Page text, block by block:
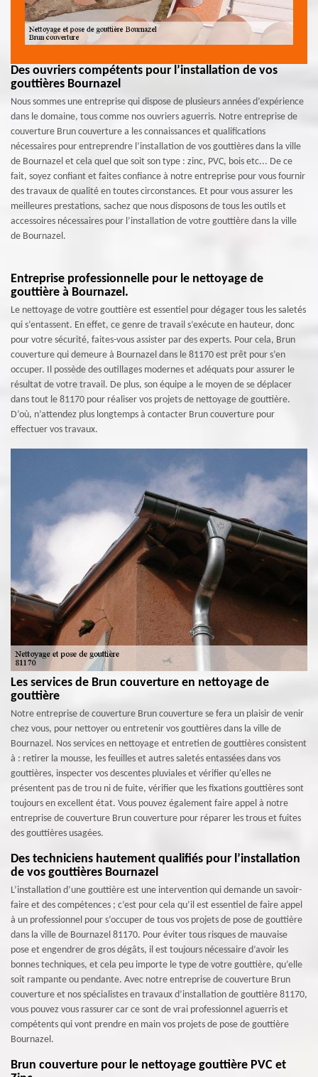
Des ouvriers compétents pour l’installation de vos
gouttières Bournazel
Nous sommes une entreprise qui dispose de plusieurs années d’expérience
dans le domaine, tous comme nos ouvriers aguerris. Notre entreprise de
couverture Brun couverture a les connaissances et qualifications
nécessaires pour entreprendre l’installation de vos gouttières dans la ville
de Bournazel et cela quel que soit son type : zinc, PVC, bois etc... De ce
fait, soyez confiant et faites confiance à notre entreprise pour vous fournir
des travaux de qualité en toutes circonstances. Et pour vous assurer les
meilleures prestations, sachez que nous disposons de tous les outils et
accessoires nécessaires pour l’installation de votre gouttière dans la ville
de Bournazel.
Entreprise professionnelle pour le nettoyage de
gouttière à Bournazel.
Le nettoyage de votre gouttière est essentiel pour dégager tous les saletés
qui s’entassent. En effet, ce genre de travail s’exécute en hauteur, donc
pour votre sécurité, faites-vous assister par des experts. Pour cela, Brun
couverture qui demeure à Bournazel dans le 81170 est prêt pour s’en
occuper. Il possède des outillages modernes et adéquats pour assurer le
résultat de votre travail. De plus, son équipe a le moyen de se déplacer
dans tout le 81170 pour réaliser vos projets de nettoyage de gouttière.
D’où, n’attendez plus longtemps à contacter Brun couverture pour
effectuer vos travaux.
Les services de Brun couverture en nettoyage de
gouttière
Notre entreprise de couverture Brun couverture se fera un plaisir de venir
chez vous, pour nettoyer ou entretenir vos gouttières dans la ville de
Bournazel. Nos services en nettoyage et entretien de gouttières consistent
à : retirer la mousse, les feuilles et autres saletés entassées dans vos
gouttières, inspecter vos descentes pluviales et vérifier qu'elles ne
présentent pas de trou ni de fuite, vérifier que les fixations gouttières sont
toujours en excellent état. Vous pouvez également faire appel à notre
entreprise de couverture Brun couverture pour réparer les trous et fuites
des gouttières usagées.
Des techniciens hautement qualifiés pour l’installation
de vos gouttières Bournazel
L’installation d’une gouttière est une intervention qui demande un savoir-
faire et des compétences ; c’est pour cela qu’il est essentiel de faire appel
à un professionnel pour s’occuper de tous vos projets de pose de gouttière
dans la ville de Bournazel 81170. Pour éviter tous risques de mauvaise
pose et engendrer de gros dégâts, il est toujours nécessaire d’avoir les
bonnes techniques, et cela peu importe le type de votre gouttière, qu’elle
soit rampante ou pendante. Avec notre entreprise de couverture Brun
couverture et nos spécialistes en travaux d’installation de gouttière 81170,
vous pouvez vous rassurer car ce sont de vrai professionnel aguerris et
compétents qui vont prendre en main vos projets de pose de gouttière
Bournazel.
Brun couverture pour le nettoyage gouttière PVC et